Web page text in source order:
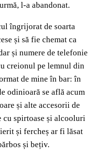
l-a abandonat.
îngrijorat de soarta
și să fie chemat ca
și numere de telefonie
creionul pe lemnul din
de mine în bar: în
odinioară se află acum
și alte accesorii de
cu spirtoase și alcooluri
și fercheș ar fi lăsat
și bețiv.